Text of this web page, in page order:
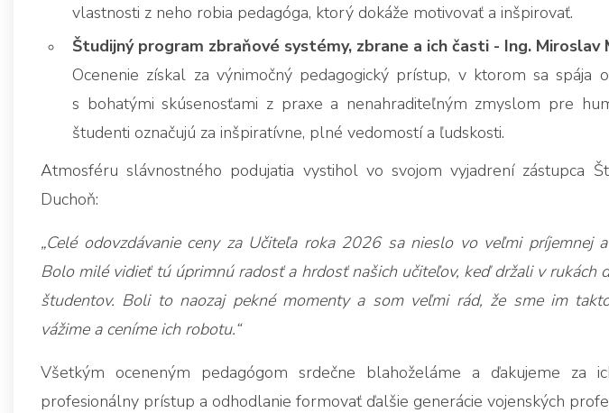
vlastnosti z neho robia pedagóga, ktorý dokáže motivovať a inšpirovať.
Študijný program zbraňové systémy, zbrane a ich časti - Ing. Miroslav
Ocenenie získal za výnimočný pedagogický prístup, v ktorom sa spája
s bohatými skúsenosťami z praxe a nenahraditeľným zmyslom pre
študenti označujú za inšpiratívne, plné vedomostí a ľudskosti.
Atmosféru slávnostného podujatia vystihol vo svojom vyjadrení zástupca
Duchoň:
„Celé odovzdávanie ceny za Učiteľa roka 2026 sa nieslo vo veľmi príjemnej
Bolo milé vidieť tú úprimnú radosť a hrdosť našich učiteľov, keď držali v rukách
študentov. Boli to naozaj pekné momenty a som veľmi rád, že sme im
vážime a ceníme ich robotu.“
Všetkým oceneným pedagógom srdečne blahoželáme a ďakujeme za
profesionálny prístup a odhodlanie formovať ďalšie generácie vojenských